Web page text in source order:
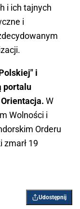
i ich tajnych
i
i
portalu
W
Wolności i
Orderu
zmarł 19
Udostępnij